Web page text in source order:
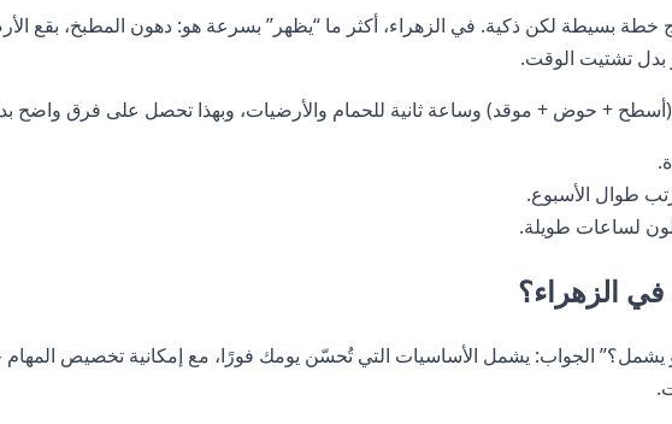
خطة بسيطة لكن ذكية. في الزهراء، أكثر ما “يظهر” بسرعة هو: دهون المطبخ، بقع
بدل تشتيت الوقت.
+ حوض + موقد) وساعة ثانية للحمام والأرضيات، وبهذا تحصل على فرق واضح
طوال الأسبوع.
لساعات طويلة.
الزهراء؟
يشمل؟” الجواب: يشمل الأساسيات التي تُحسّن يومك فورًا، مع إمكانية تخصيص